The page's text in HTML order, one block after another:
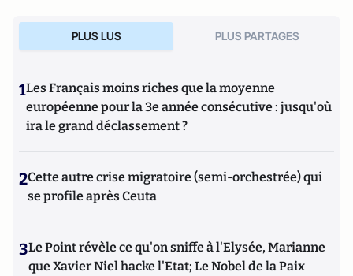
PLUS LUS PLUS PARTAGES
1Les Français moins riches que la moyenne
européenne pour la 3e année consécutive : jusqu'où
ira le grand déclassement ?
2Cette autre crise migratoire (semi-orchestrée) qui
se profile après Ceuta
3Le Point révèle ce qu'on sniffe à l'Elysée, Marianne
que Xavier Niel hacke l'Etat; Le Nobel de la Paix